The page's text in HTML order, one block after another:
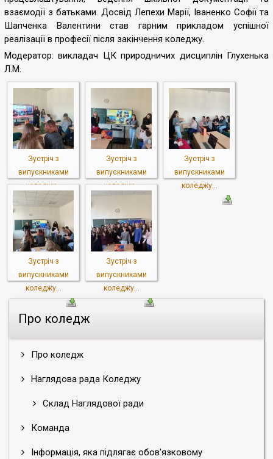
Про коледж
Про коледж
Наглядова рада Коледжу
Склад Наглядової ради
Команда
Інформація, яка підлягає обов'язковому
взаємодії з батьками. Досвід Лепехи Марії, Іваненко Софії та
Шапченка Валентини став гарним прикладом успішної
реалізації в професії після закінчення коледжу.
Модератор: викладач ЦК природничих дисциплін Глухенька
Л.М.
Зустріч з
випускниками
коледжу...
Зустріч з
випускниками
коледжу...
Зустріч з
випускниками
коледжу...
Зустріч з
випускниками
коледжу...
Зустріч з
випускниками
коледжу...